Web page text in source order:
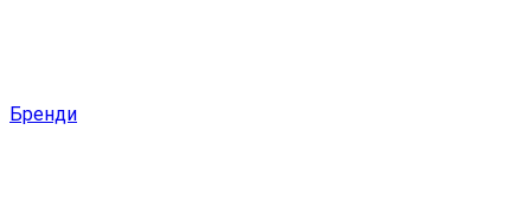
Бренди